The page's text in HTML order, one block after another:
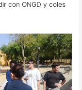
con ONGD y coles